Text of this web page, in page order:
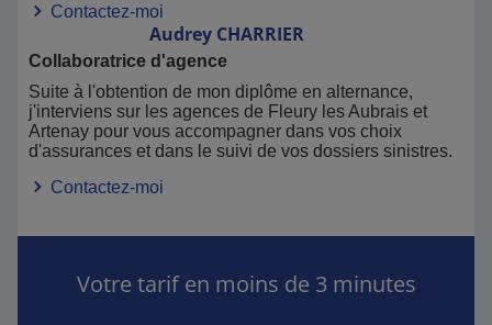
Contactez-moi
Audrey CHARRIER
Collaboratrice d'agence
Suite à l'obtention de mon diplôme en alternance,
j'interviens sur les agences de Fleury les Aubrais et
Artenay pour vous accompagner dans vos choix
d'assurances et dans le suivi de vos dossiers sinistres.
Contactez-moi
Votre tarif en moins de 3 minutes